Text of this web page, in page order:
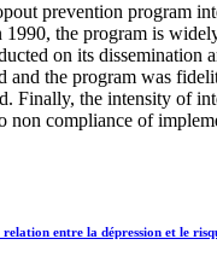
prevention program
the program is
on its
and the program was
Finally, the intensity of
non compliance of
entre la dépression et le